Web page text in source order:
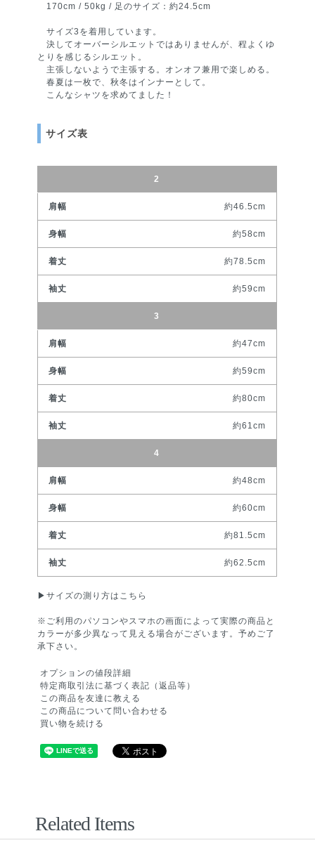
170cm / 50kg / 足のサイズ：約24.5cm
サイズ3を着用しています。
決してオーバーシルエットではありませんが、程よくゆ
とりを感じるシルエット。
主張しないようで主張する。オンオフ兼用で楽しめる。
春夏は一枚で、秋冬はインナーとして。
こんなシャツを求めてました！
サイズ表
2
約46.5cm
約58cm
約78.5cm
約59cm
3
約47cm
約59cm
約80cm
約61cm
4
約48cm
約60cm
約81.5cm
約62.5cm
▶︎サイズの測り方はこちら
※ご利用のパソコンやスマホの画面によって実際の商品と
カラーが多少異なって見える場合がございます。予めご了
承下さい。
オプションの値段詳細
特定商取引法に基づく表記（返品等）
この商品を友達に教える
この商品について問い合わせる
買い物を続ける
Related Items